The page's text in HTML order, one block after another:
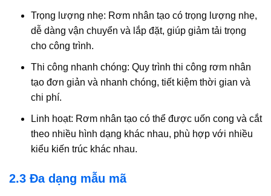
Trọng lượng nhẹ: Rơm nhân tạo có trọng lượng nhẹ,
dễ dàng vận chuyển và lắp đặt, giúp giảm tải trọng
cho công trình.
Thi công nhanh chóng: Quy trình thi công rơm nhân
tạo đơn giản và nhanh chóng, tiết kiệm thời gian và
chi phí.
Linh hoạt: Rơm nhân tạo có thể được uốn cong và cắt
theo nhiều hình dạng khác nhau, phù hợp với nhiều
kiểu kiến trúc khác nhau.
2.3 Đa dạng mẫu mã